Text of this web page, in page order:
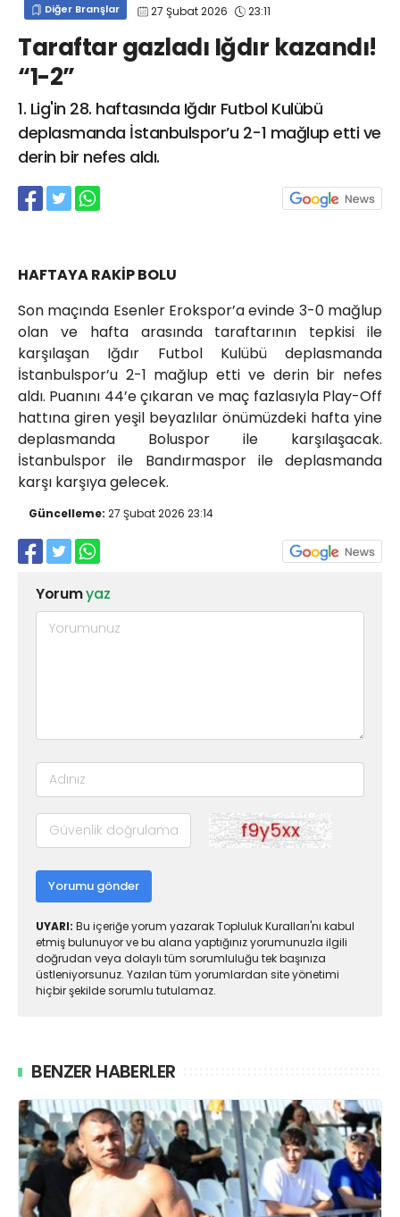
Diğer Branşlar 27 Şubat 2026 23:11
Taraftar gazladı Iğdır kazandı!
“1-2”
1. Lig'in 28. haftasında Iğdır Futbol Kulübü
deplasmanda İstanbulspor’u 2-1 mağlup etti ve
derin bir nefes aldı.
HAFTAYA RAKİP BOLU
Son maçında Esenler Erokspor’a evinde 3-0 mağlup
olan ve hafta arasında taraftarının tepkisi ile
karşılaşan Iğdır Futbol Kulübü deplasmanda
İstanbulspor’u 2-1 mağlup etti ve derin bir nefes
aldı. Puanını 44’e çıkaran ve maç fazlasıyla Play-Off
hattına giren yeşil beyazlılar önümüzdeki hafta yine
deplasmanda Boluspor ile karşılaşacak.
İstanbulspor ile Bandırmaspor ile deplasmanda
karşı karşıya gelecek.
Güncelleme: 27 Şubat 2026 23:14
Yorumyaz
Yorumu gönder
UYARI: Bu içeriğe yorum yazarak Topluluk Kuralları'nı kabul
etmiş bulunuyor ve bu alana yaptığınız yorumunuzla ilgili
doğrudan veya dolaylı tüm sorumluluğu tek başınıza
üstleniyorsunuz. Yazılan tüm yorumlardan site yönetimi
hiçbir şekilde sorumlu tutulamaz.
BENZER HABERLER
info@spor41.com